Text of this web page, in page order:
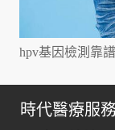
hpv基因檢測靠
時代醫療服